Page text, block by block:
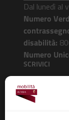
Dal lunedì al
Numero
disabilità:
Numero
SCRIVICI
Roma